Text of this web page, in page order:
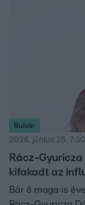
Bulvár
2026. június 25. 7:30
Rácz-
kifakadt az
Bár ő maga is